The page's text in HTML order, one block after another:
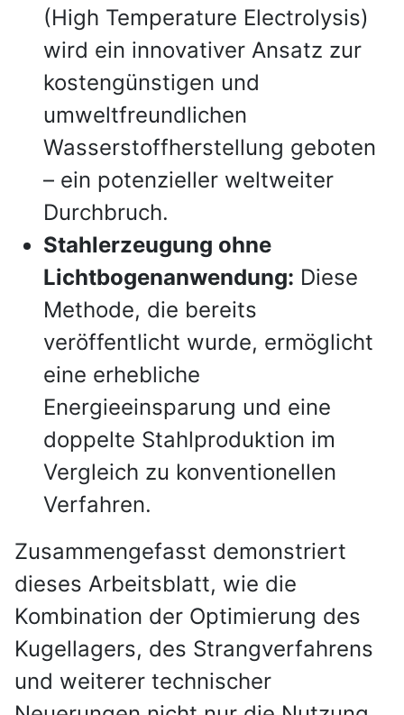
(High Temperature Electrolysis)
wird ein innovativer Ansatz zur
kostengünstigen und
umweltfreundlichen
Wasserstoffherstellung geboten
– ein potenzieller weltweiter
Durchbruch.
Stahlerzeugung ohne
Lichtbogenanwendung: Diese
Methode, die bereits
veröffentlicht wurde, ermöglicht
eine erhebliche
Energieeinsparung und eine
doppelte Stahlproduktion im
Vergleich zu konventionellen
Verfahren.
Zusammengefasst demonstriert
dieses Arbeitsblatt, wie die
Kombination der Optimierung des
Kugellagers, des Strangverfahrens
und weiterer technischer